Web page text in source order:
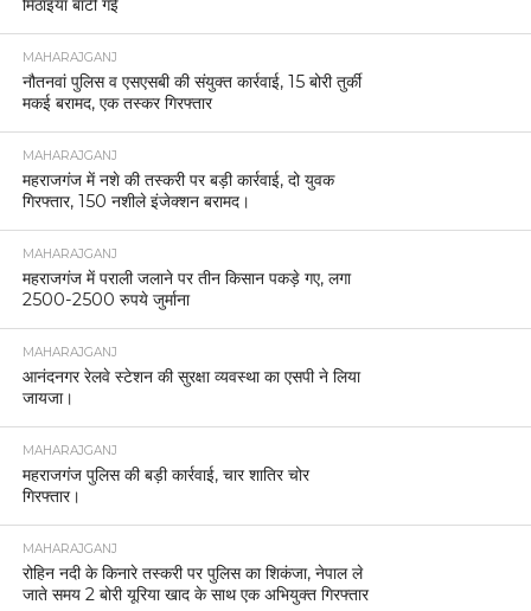
MAHARAJGANJ
नौतनवां पुलिस व एसएसबी की संयुक्त कार्रवाई, 15 बोरी तुर्की
मकई बरामद, एक तस्कर गिरफ्तार
MAHARAJGANJ
महराजगंज में नशे की तस्करी पर बड़ी कार्रवाई, दो युवक
गिरफ्तार, 150 नशीले इंजेक्शन बरामद।
MAHARAJGANJ
महराजगंज में पराली जलाने पर तीन किसान पकड़े गए, लगा
2500-2500 रुपये जुर्माना
MAHARAJGANJ
आनंदनगर रेलवे स्टेशन की सुरक्षा व्यवस्था का एसपी ने लिया
जायजा।
MAHARAJGANJ
महराजगंज पुलिस की बड़ी कार्रवाई, चार शातिर चोर
गिरफ्तार।
MAHARAJGANJ
रोहिन नदी के किनारे तस्करी पर पुलिस का शिकंजा, नेपाल ले
जाते समय 2 बोरी यूरिया खाद के साथ एक अभियुक्त गिरफ्तार